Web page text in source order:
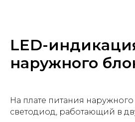
LED-
наружного
На плате питания наружного
светодиод, работающий в